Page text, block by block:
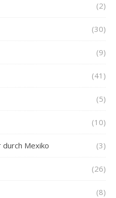
(2)
(30)
(9)
(41)
(5)
(10)
Mexiko (3)
(26)
(8)